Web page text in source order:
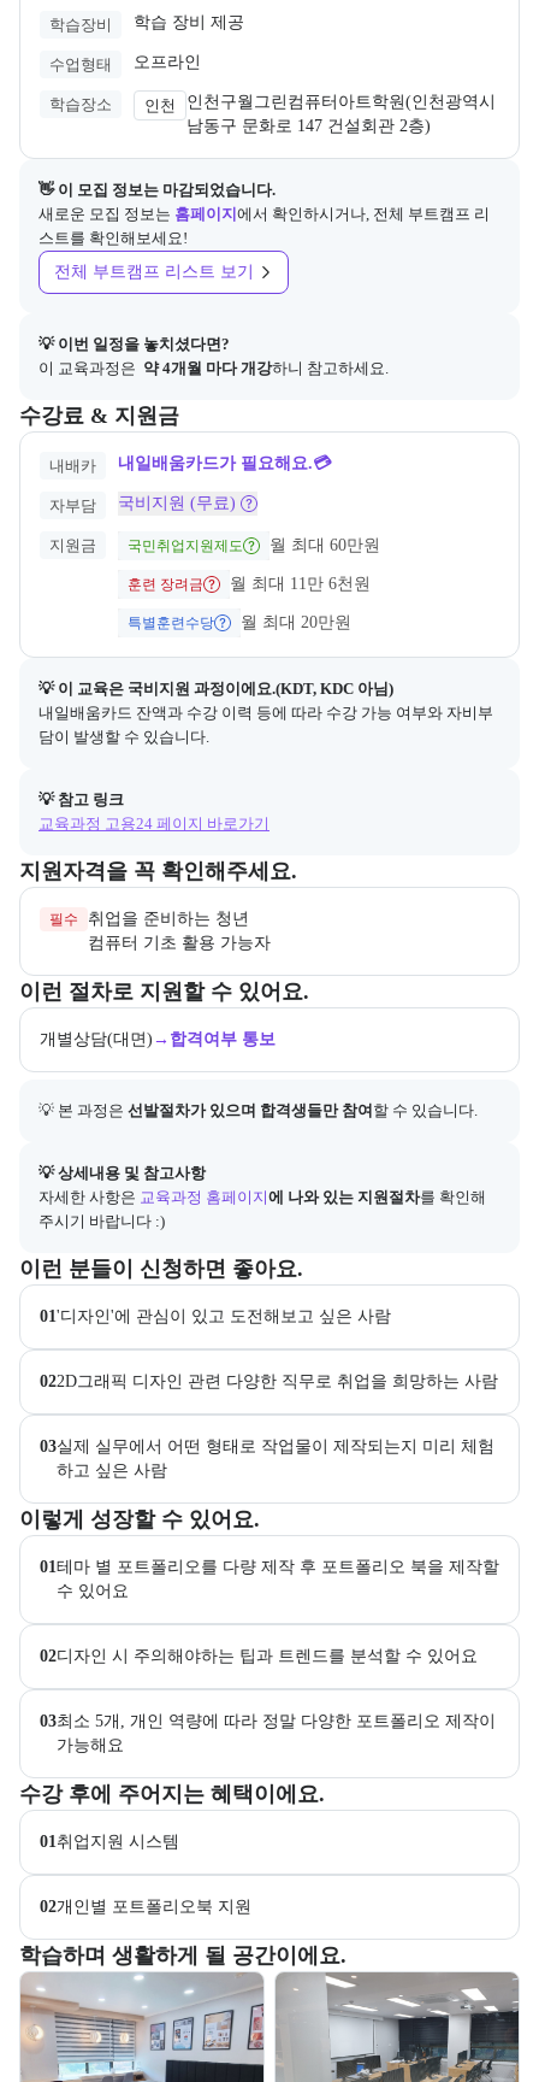
학습장비 학습 장비 제공
수업형태 오프라인
학습장소 인천
인천구월그린컴퓨터아트학원(인천광역시
남동구 문화로 147 건설회관 2층)
👋 이 모집 정보는 마감되었습니다.
새로운 모집 정보는 홈페이지 에서 확인하시거나, 전체 부트캠프 리
스트를 확인해보세요!
전체 부트캠프 리스트 보기
💡 이번 일정을 놓치셨다면?
이 교육과정은 약 4개월 마다 개강하니 참고하세요.
수강료 & 지원금
교육과정의 비용 및 결제 관련 정보를 안내한다. 필요 시 정부지원 과
내배카 내일배움카드가 필요해요.💳
자부담 국비지원 (무료)
지원금 국민취업지원제도 월 최대 60만원
훈련 장려금 월 최대 11만 6천원
특별훈련수당 월 최대 20만원
💡 이 교육은 국비지원 과정이에요.(KDT, KDC 아님)
내일배움카드 잔액과 수강 이력 등에 따라 수강 가능 여부와 자비부
담이 발생할 수 있습니다.
💡 참고 링크
교육과정 고용24 페이지 바로가기
지원자격을 꼭 확인해주세요.
교육과정 지원 자격과 우대 사항을 각각 묶어서 안내한다.
필수
컴퓨터 기초 활용 가능자
이런 절차로 지원할 수 있어요.
교육과정 지원 절차와 참여 조건, 상세 참고사항을 안내한다.
개별상담(대면) → 합격여부 통보
💡 본 과정은 선발절차가 있으며 합격생들만 참여 할 수 있습니다.
💡 상세내용 및 참고사항
아래에는 지원 절차의 상세 설명 및 참고 링크가 포함된다.
자세한 사항은 교육과정 홈페이지에 나와 있는 지원절차를 확인해
주시기 바랍니다 :)
이런 분들이 신청하면 좋아요.
이 교육과정이 어떤 분들께 추천되는지 항목으로 안내한다. 더보기
01'디자인'에 관심이 있고 도전해보고 싶은 사람
022D그래픽 디자인 관련 다양한 직무로 취업을 희망하는 사람
03실제 실무에서 어떤 형태로 작업물이 제작되는지 미리 체험
하고 싶은 사람
이렇게 성장할 수 있어요.
이 교육과정에서 성취할 수 있는 목표를 항목으로 안내한다. 더보기
01테마 별 포트폴리오를 다량 제작 후 포트폴리오 북을 제작할
수 있어요
02디자인 시 주의해야하는 팁과 트렌드를 분석할 수 있어요
03최소 5개, 개인 역량에 따라 정말 다양한 포트폴리오 제작이
가능해요
수강 후에 주어지는 혜택이에요.
교육과정 수강 시 제공되는 혜택 목록을 안내한다.
01취업지원 시스템
02개인별 포트폴리오북 지원
학습하며 생활하게 될 공간이에요.
부트캠프 교육 환경 사진을 목록으로 보여준다.
교육 환경 사진 목록